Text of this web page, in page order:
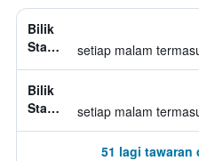
Bilik
Standard,
katil
tidak
diketahui
setiap malam
Bilik
Standard,setiap malam
51 lagi tawaran